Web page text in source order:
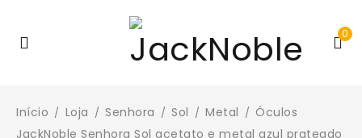
0
Início / Loja / Senhora / Sol / Metal / Óculos
JackNoble Senhora Sol acetato e metal azul prateado